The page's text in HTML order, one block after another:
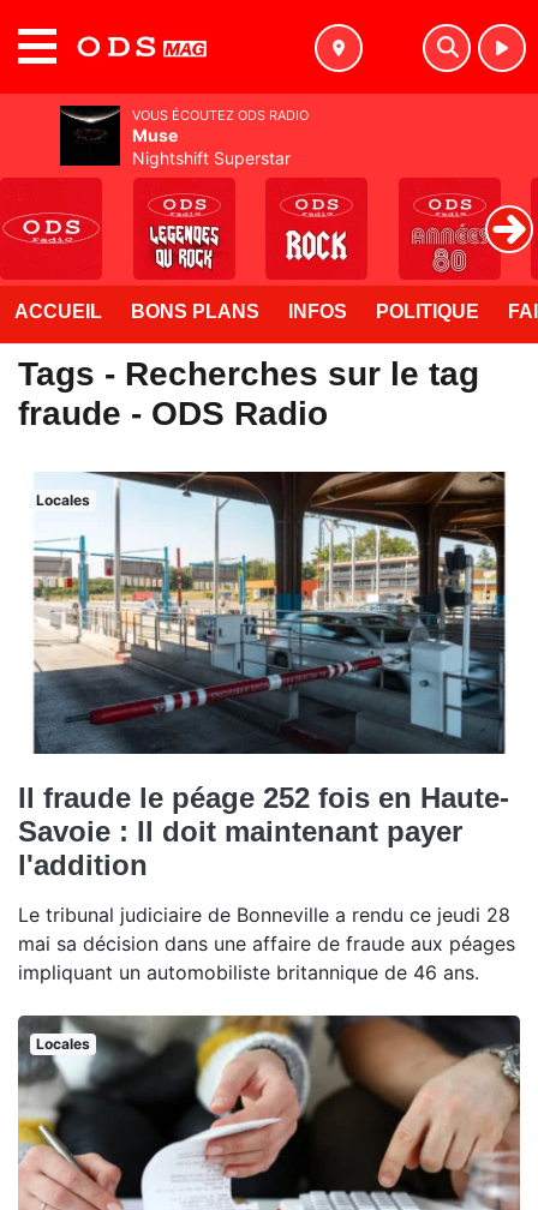
ACCUEIL BONS PLANS INFOS POLITIQUE
Tags - Recherches sur le tag
fraude - ODS Radio
Locales
Il fraude le péage 252 fois en Haute-
Savoie : Il doit maintenant payer
l'addition
Le tribunal judiciaire de Bonneville a rendu ce jeudi 28
mai sa décision dans une affaire de fraude aux péages
impliquant un automobiliste britannique de 46 ans.
Locales
VOUS ÉCOUTEZ ODS RADIO
Muse
Nightshift Superstar